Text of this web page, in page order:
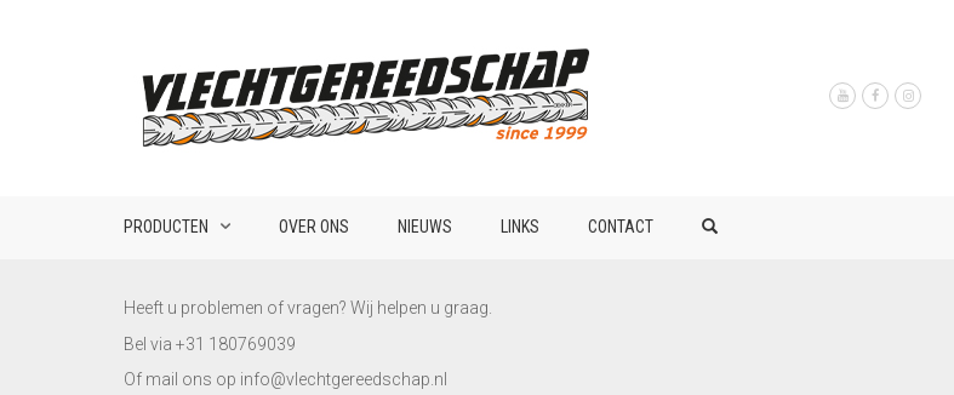
PRODUCTEN OVER ONS NIEUWS LINKS CONTACT
Heeft u problemen of vragen? Wij helpen u graag.
Bel via +31 180769039
Of mail ons op info@vlechtgereedschap.nl